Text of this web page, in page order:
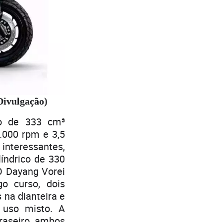
de 333 cm³
rpm e 3,5
de 330
Dayang Vorei
curso, dois
na dianteira e
misto. A